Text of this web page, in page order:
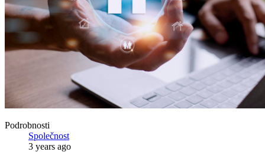
Podrobnosti
Společnost
3 years ago